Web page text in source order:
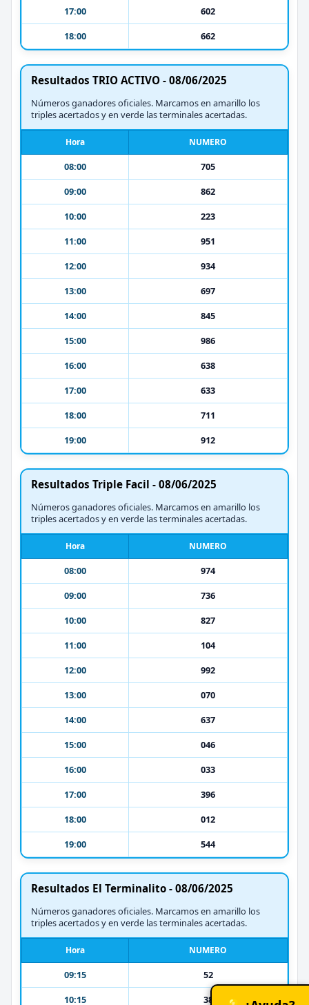
17:00
602
18:00
662
Resultados TRIO ACTIVO - 08/06/2025
Números ganadores oficiales. Marcamos en amarillo los
triples acertados y en verde las terminales acertadas.
Hora NUMERO
08:00
705
09:00
862
10:00
223
11:00
951
12:00
934
13:00
697
14:00
845
15:00
986
16:00
638
17:00
633
18:00
711
19:00
912
Resultados Triple Facil - 08/06/2025
Números ganadores oficiales. Marcamos en amarillo los
triples acertados y en verde las terminales acertadas.
Hora NUMERO
08:00
974
09:00
736
10:00
827
11:00
104
12:00
992
13:00
070
14:00
637
15:00
046
16:00
033
17:00
396
18:00
012
19:00
544
Resultados El Terminalito - 08/06/2025
Números ganadores oficiales. Marcamos en amarillo los
triples acertados y en verde las terminales acertadas.
Hora NUMERO
09:15
52
10:15
38